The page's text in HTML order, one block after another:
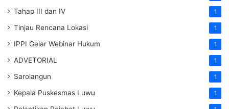
Tahap III dan IV 1
Tinjau Rencana Lokasi 1
IPPI Gelar Webinar Hukum 1
ADVETORIAL 1
Sarolangun 1
Kepala Puskesmas Luwu 1